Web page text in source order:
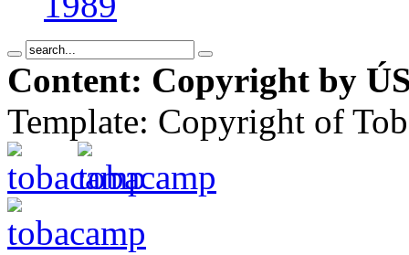
Content: Copyright by
Template: Copyright of